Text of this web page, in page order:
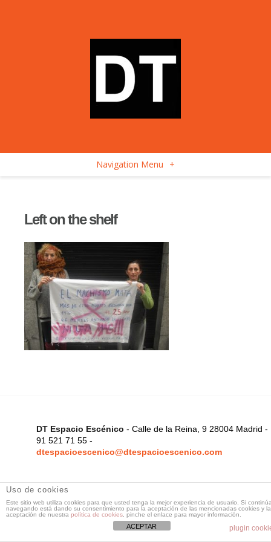
Navigation Menu +
Left on the shelf
DT Espacio Escénico - Calle de la Reina, 9 28004 Madrid -
91 521 71 55 -
dtespacioescenico@dtespacioescenico.com
Uso de cookies
Este sitio web utiliza cookies para que usted tenga la mejor experiencia de usuario. Si
navegando está dando su consentimiento para la aceptación de las mencionadas cookies y la
aceptación de nuestra política de cookies , pinche el enlace para mayor información.
plugin
ACEPTAR